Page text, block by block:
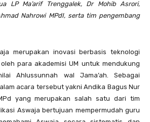
LP Ma’arif Trenggalek, Dr Mohib Asrori,
Nahrowi MPdI, serta tim pengembang
merupakan inovasi berbasis teknologi
para akademisi UM untuk mendukung
Ahlussunnah wal Jama’ah. Sebagai
acara tersebut yakni Andika Bagus Nur
yang merupakan salah satu dari tim
Aswaja bertujuan mempermudah guru